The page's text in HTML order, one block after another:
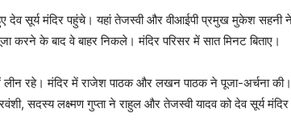
देव सूर्य मंदिर पहुंचे। यहां तेजस्वी और वीआईपी प्रमुख मुकेश सहनी
करने के बाद वे बाहर निकले। मंदिर परिसर में सात मिनट बिताए।
में लीन रहे। मंदिर में राजेश पाठक और लखन पाठक ने पूजा-अर्चना
सदस्य लक्ष्मण गुप्ता ने राहुल और तेजस्वी यादव को देव सूर्य